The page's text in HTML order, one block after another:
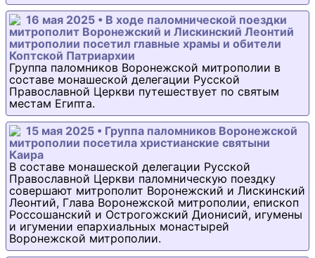
16 мая 2025 • В ходе паломнической поездки
митрополит Воронежский и Лискинский Леонтий
митрополии посетил главные храмы и обители
Коптской Патриархии
Группа паломников Воронежской митрополии в
составе монашеской делегации Русской
Православной Церкви путешествует по святым
местам Египта.
15 мая 2025 • Группа паломников Воронежской
митрополии посетила христианские святыни
Каира
В составе монашеской делегации Русской
Православной Церкви паломническую поездку
совершают митрополит Воронежский и Лискинский
Леонтий, Глава Воронежской митрополии, епископ
Россошанский и Острогожский Дионисий, игумены
и игумении епархиальных монастырей
Воронежской митрополии.